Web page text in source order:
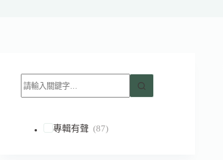
找
不
專輯有聲 (87)